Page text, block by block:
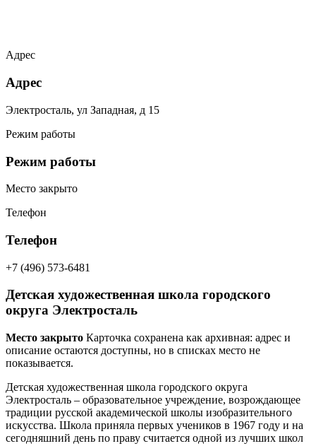
Адрес
Адрес
Электросталь, ул Западная, д 15
Режим работы
Режим работы
Место закрыто
Телефон
Телефон
+7 (496) 573-6481
Детская художественная школа городского
округа Электросталь
Место закрыто Карточка сохранена как архивная: адрес и
описание остаются доступны, но в списках место не
показывается.
Детская художественная школа городского округа
Электросталь – образовательное учреждение, возрождающее
традиции русской академической школы изобразительного
искусства. Школа приняла первых учеников в 1967 году и на
сегодняшний день по праву считается одной из лучших школ